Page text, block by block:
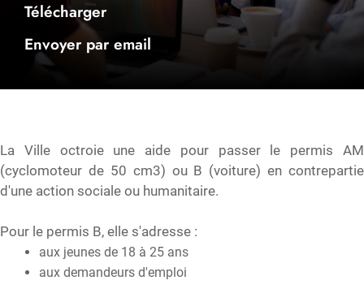
Télécharger
Envoyer par email
La Ville octroie une aide pour passer le permis AM
(cyclomoteur de 50 cm3) ou B (voiture) en contrepartie
d'une action sociale ou humanitaire.
Pour le permis B, elle s'adresse :
aux jeunes de 18 à 25 ans
aux demandeurs d'emploi